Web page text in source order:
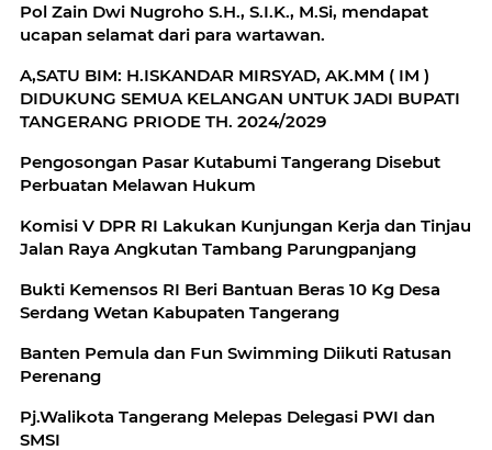
Pol Zain Dwi Nugroho S.H., S.I.K., M.Si, mendapat
ucapan selamat dari para wartawan.
A,SATU BIM: H.ISKANDAR MIRSYAD, AK.MM ( IM )
DIDUKUNG SEMUA KELANGAN UNTUK JADI BUPATI
TANGERANG PRIODE TH. 2024/2029
Pengosongan Pasar Kutabumi Tangerang Disebut
Perbuatan Melawan Hukum
Komisi V DPR RI Lakukan Kunjungan Kerja dan Tinjau
Jalan Raya Angkutan Tambang Parungpanjang
Bukti Kemensos RI Beri Bantuan Beras 10 Kg Desa
Serdang Wetan Kabupaten Tangerang
Banten Pemula dan Fun Swimming Diikuti Ratusan
Perenang
Pj.Walikota Tangerang Melepas Delegasi PWI dan
SMSI